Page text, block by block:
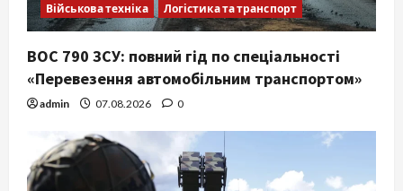
Військова техніка Логістика та транспорт
ВОС 790 ЗСУ: повний гід по спеціальності
«Перевезення автомобільним транспортом»
admin 07.08.2026 0